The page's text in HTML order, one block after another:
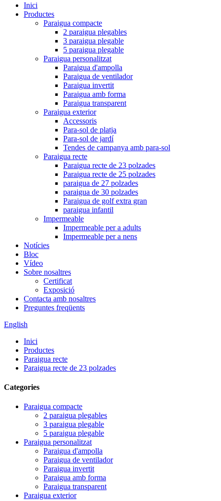
Inici
Productes
Paraigua compacte
2 paraigua plegables
3 paraigua plegable
5 paraigua plegable
Paraigua personalitzat
Paraigua d'ampolla
Paraigua de ventilador
Paraigua invertit
Paraigua amb forma
Paraigua transparent
Paraigua exterior
Accessoris
Para-sol de platja
Para-sol de jardí
Tendes de campanya amb para-sol
Paraigua recte
Paraigua recte de 23 polzades
Paraigua recte de 25 polzades
paraigua de 27 polzades
paraigua de 30 polzades
Paraigua de golf extra gran
paraigua infantil
Impermeable
Impermeable per a adults
Impermeable per a nens
Notícies
Bloc
Vídeo
Sobre nosaltres
Certificat
Exposició
Contacta amb nosaltres
Preguntes freqüents
English
Inici
Productes
Paraigua recte
Paraigua recte de 23 polzades
Categories
Paraigua compacte
2 paraigua plegables
3 paraigua plegable
5 paraigua plegable
Paraigua personalitzat
Paraigua d'ampolla
Paraigua de ventilador
Paraigua invertit
Paraigua amb forma
Paraigua transparent
Paraigua exterior